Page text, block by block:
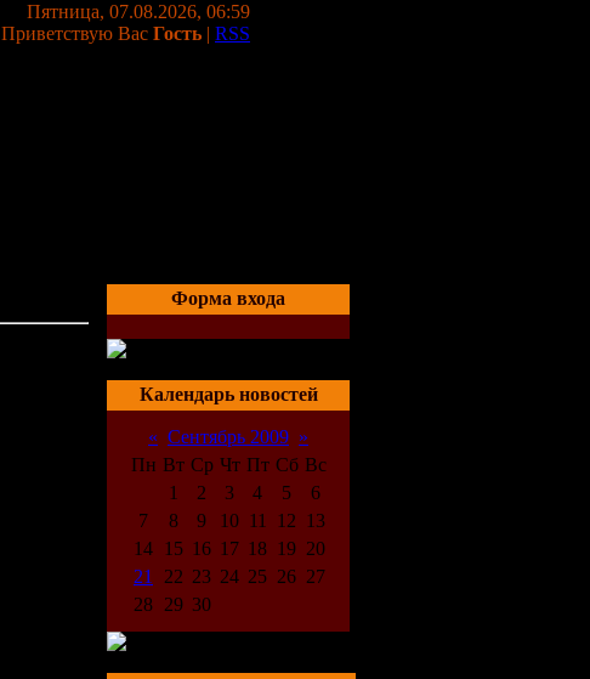
Пятница, 07.08.2026, 06:59
Приветствую Вас Гость | RSS
Форма входа
Календарь новостей
« Сентябрь 2009 »
Пн Вт Ср Чт Пт Сб Вс
1
2 3 4 5
6
7
8 9 10 11 12
13
14
15 16 17 18 19 20
21
22 23 24 25 26 27
28 29 30